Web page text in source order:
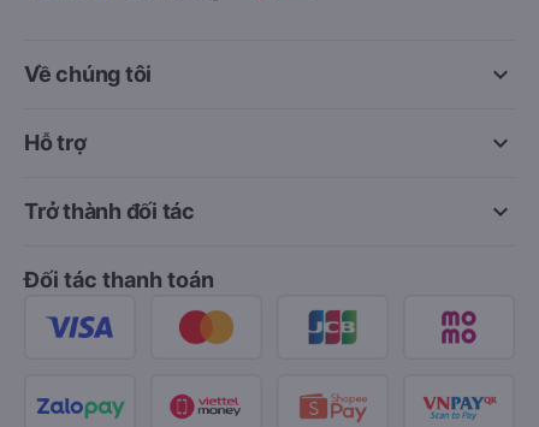
keyboard_arrow_down
Về chúng tôi
keyboard_arrow_down
Hỗ trợ
keyboard_arrow_down
Trở thành đối tác
Đối tác thanh toán